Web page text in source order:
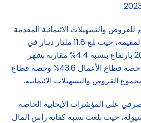
للقروض والتسهيلات الائتمانية المقدمة
للقطاعات الاقتصادية المقيمة، حيث بلغ 11.8 مليار دينار في
نهاية شهر ديسمبر 2023 بارتفاع بنسبة 4.4% مقارنة بشهر
ديسمبر 2022، وبلغت حصة قطاع الأعمال 43.6% وحصة قطاع
على المؤشرات الإيجابية الخاصة
حيث بلغت نسبة كفاية رأس المال